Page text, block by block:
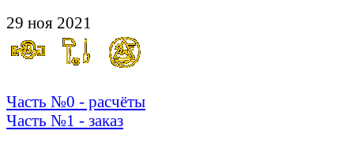
29 ноя 2021
Часть №0 - расчёты
Часть №1 - заказ